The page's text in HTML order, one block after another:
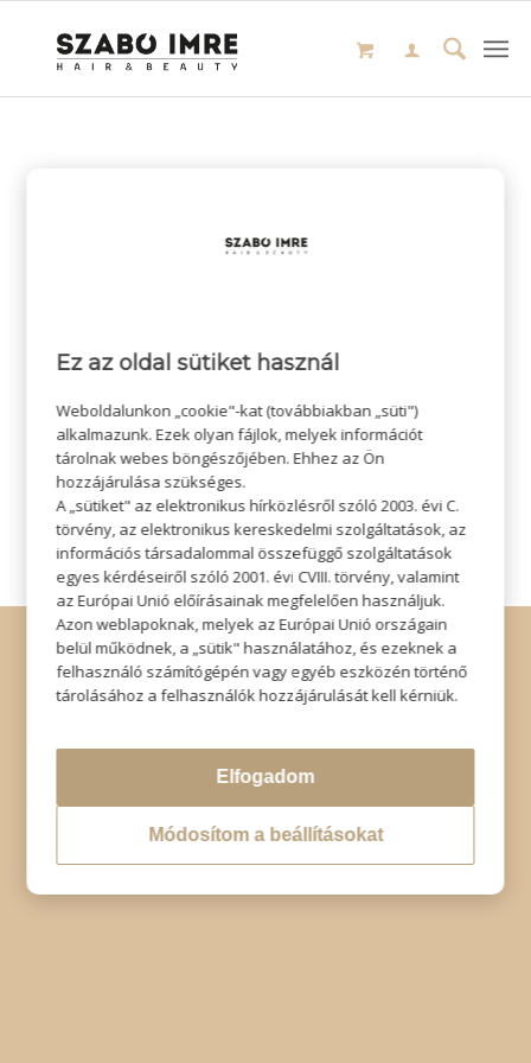
© Copyright - Szabó Imre Hair & Beauty
Impresszum| Adatkezelési tájékoztató Elállás
Ez az oldal sütiket használ
Weboldalunkon „cookie"-kat (továbbiakban „süti")
alkalmazunk. Ezek olyan fájlok, melyek információt
tárolnak webes böngészőjében. Ehhez az Ön
hozzájárulása szükséges.
A „sütiket" az elektronikus hírközlésről szóló 2003. évi C.
törvény, az elektronikus kereskedelmi szolgáltatások, az
információs társadalommal összefüggő szolgáltatások
egyes kérdéseiről szóló 2001. évi CVIII. törvény, valamint
az Európai Unió előírásainak megfelelően használjuk.
Azon weblapoknak, melyek az Európai Unió országain
belül működnek, a „sütik" használatához, és ezeknek a
felhasználó számítógépén vagy egyéb eszközén történő
tárolásához a felhasználók hozzájárulását kell kérniük.
Elfogadom
Módosítom a beállításokat